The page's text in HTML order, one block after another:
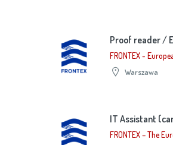
Proof reader /
FRONTEX -
Warszawa
IT Assistant
FRONTEX – The